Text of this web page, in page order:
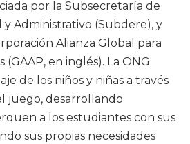
por la Subsecretaría de
y Administrativo (Subdere), y
Alianza Global para
(GAAP, en inglés). La ONG
de los niños y niñas a través
juego, desarrollando
a los estudiantes con sus
sus propias necesidades